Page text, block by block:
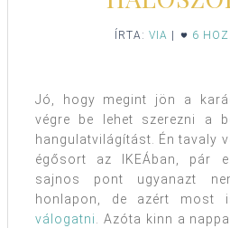
ÍRTA: VIA 6
Jó, hogy megint jön a
végre be lehet szerezni a
hangulatvilágítást. Én tavaly
égősort az IKEÁban, pár
sajnos pont ugyanazt
honlapon, de azért most
válogatni. Azóta kinn a